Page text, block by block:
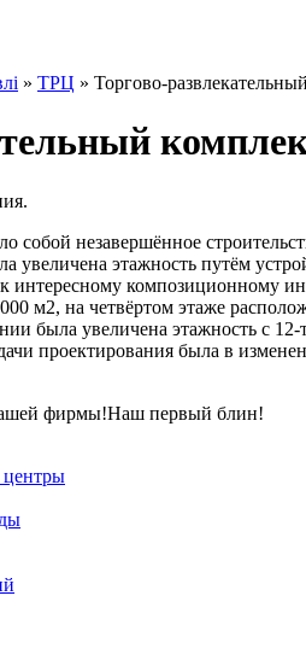
» ТРЦ » Торгово-
собой незавершённое
увеличена этажность путём
к интересному композиционному
м2, на четвёртом этаже
была увеличена этажность с
проектирования была в
фирмы!Наш первый блин!
центры